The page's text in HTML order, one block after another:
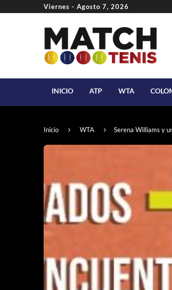
Viernes - Agosto 7, 2026
INICIO ATP WTA
Inicio WTA Serena Williams y